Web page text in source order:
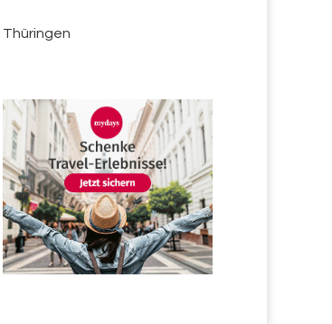
Thüringen